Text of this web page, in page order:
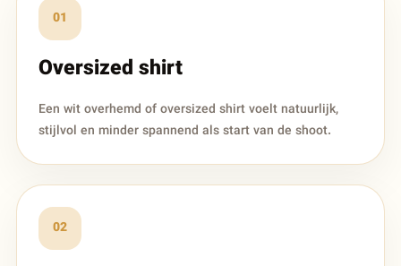
01
Oversized shirt
Een wit overhemd of oversized shirt voelt natuurlijk,
stijlvol en minder spannend als start van de shoot.
02